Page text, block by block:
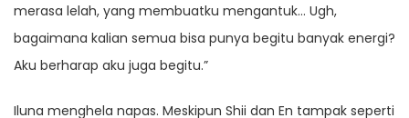
merasa lelah, yang membuatku mengantuk… Ugh,
bagaimana kalian semua bisa punya begitu banyak energi?
Aku berharap aku juga begitu.”
Iluna menghela napas. Meskipun Shii dan En tampak seperti